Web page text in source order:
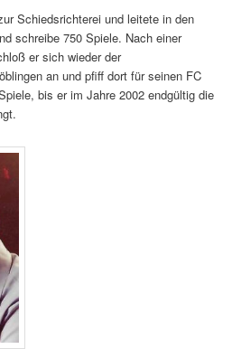
Schiedsrichterei und leitete in den
schreibe 750 Spiele. Nach einer
er sich wieder der
an und pfiff dort für seinen FC
bis er im Jahre 2002 endgültig die